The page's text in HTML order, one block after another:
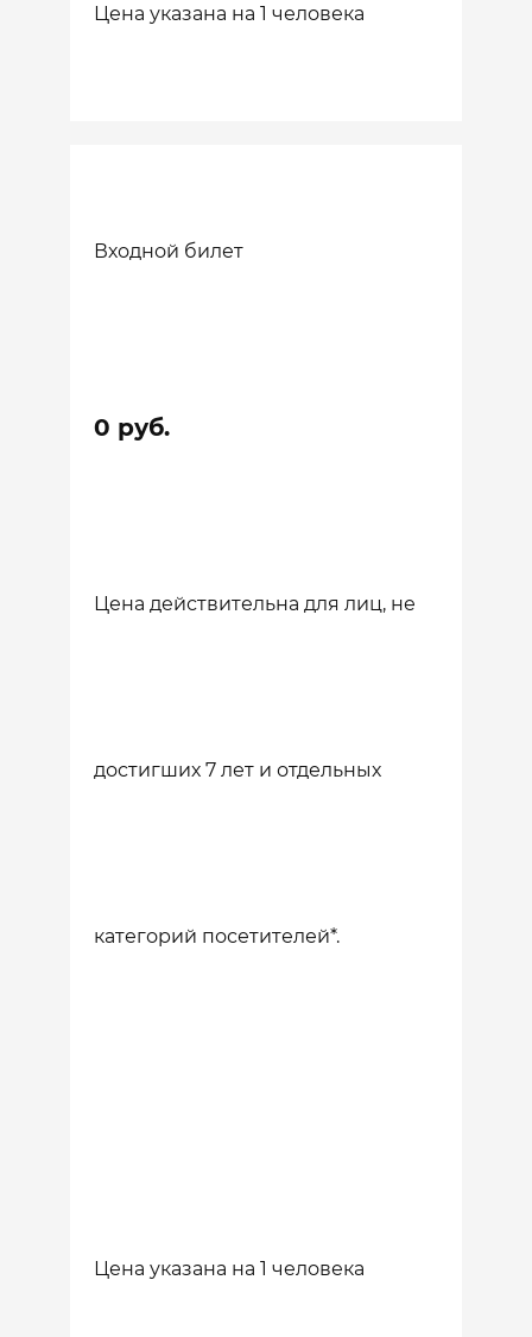
Цена указана на 1 человека
Входной билет
0 руб.
Цена действительна для лиц, не
достигших 7 лет и отдельных
категорий посетителей*.
Цена указана на 1 человека